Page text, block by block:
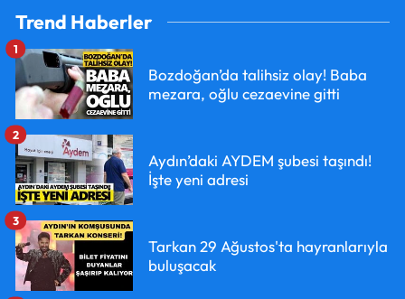
Trend Haberler
Bozdoğan’da talihsiz olay! Baba
mezara, oğlu cezaevine gitti
1
Aydın’daki AYDEM şubesi taşındı!
İşte yeni adresi
2
Tarkan 29 Ağustos'ta hayranlarıyla
buluşacak
3